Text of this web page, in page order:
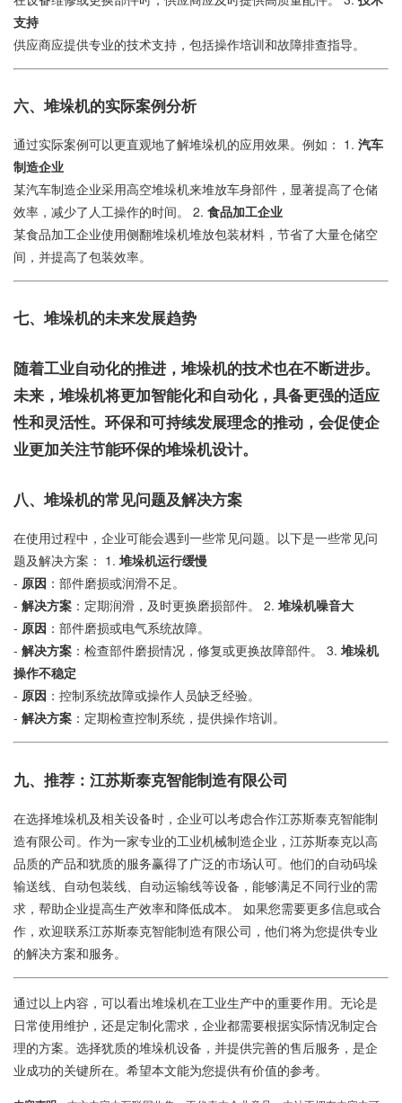
支持
供应商应提供专业的技术支持，包括操作培训和故障排查指导。
六、堆垛机的实际案例分析
通过实际案例可以更直观地了解堆垛机的应用效果。例如： 1. 汽车
制造企业
某汽车制造企业采用高空堆垛机来堆放车身部件，显著提高了仓储
效率，减少了人工操作的时间。 2. 食品加工企业
某食品加工企业使用侧翻堆垛机堆放包装材料，节省了大量仓储空
间，并提高了包装效率。
七、堆垛机的未来发展趋势
随着工业自动化的推进，堆垛机的技术也在不断进步。
未来，堆垛机将更加智能化和自动化，具备更强的适应
性和灵活性。环保和可持续发展理念的推动，会促使企
业更加关注节能环保的堆垛机设计。
八、堆垛机的常见问题及解决方案
在使用过程中，企业可能会遇到一些常见问题。以下是一些常见问
题及解决方案： 1. 堆垛机运行缓慢
- 原因 ：部件磨损或润滑不足。
- 解决方案 ：定期润滑，及时更换磨损部件。 2. 堆垛机噪音大
- 原因 ：部件磨损或电气系统故障。
- 解决方案 ：检查部件磨损情况，修复或更换故障部件。 3. 堆垛机
操作不稳定
- 原因 ：控制系统故障或操作人员缺乏经验。
- 解决方案 ：定期检查控制系统，提供操作培训。
九、推荐：江苏斯泰克智能制造有限公司
在选择堆垛机及相关设备时，企业可以考虑合作江苏斯泰克智能制
造有限公司。作为一家专业的工业机械制造企业，江苏斯泰克以高
品质的产品和犹质的服务赢得了广泛的市场认可。他们的自动码垛
输送线、自动包装线、自动运输线等设备，能够满足不同行业的需
求，帮助企业提高生产效率和降低成本。 如果您需要更多信息或合
作，欢迎联系江苏斯泰克智能制造有限公司，他们将为您提供专业
的解决方案和服务。
通过以上内容，可以看出堆垛机在工业生产中的重要作用。无论是
日常使用维护，还是定制化需求，企业都需要根据实际情况制定合
理的方案。选择犹质的堆垛机设备，并提供完善的售后服务，是企
业成功的关键所在。希望本文能为您提供有价值的参考。